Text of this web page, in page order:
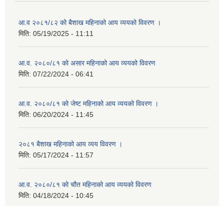
आ.व २०८१/८२ को बैशाख महिनाको आय व्ययको विवरण ।
मिति: 05/19/2025 - 11:11
आ.व. २०८०/८१ को असार महिनाको आय व्ययको विवरण
मिति: 07/22/2024 - 06:41
आ.व. २०८०/८१ को जेष्ट महिनाको आय व्ययको विवरण ।
मिति: 06/20/2024 - 11:45
२०८१ बैशाख महिनाको आय व्यय विवरण ।
मिति: 05/17/2024 - 11:57
आ.व. २०८०/८१ को चौत महिनाको आय व्ययको विवरण
मिति: 04/18/2024 - 10:45